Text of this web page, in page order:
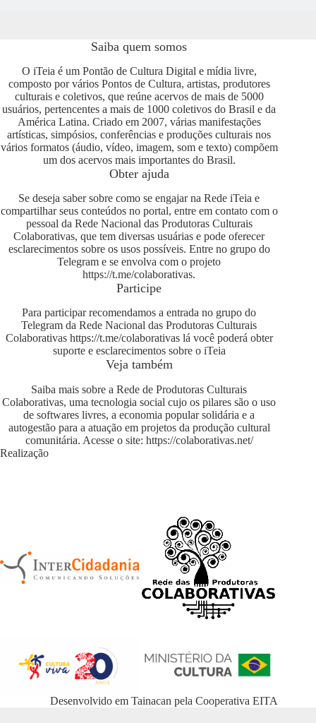
Saiba quem somos
O iTeia é um Pontão de Cultura Digital e mídia livre,
composto por vários Pontos de Cultura, artistas, produtores
culturais e coletivos, que reúne acervos de mais de 5000
usuários, pertencentes a mais de 1000 coletivos do Brasil e da
América Latina. Criado em 2007, várias manifestações
artísticas, simpósios, conferências e produções culturais nos
vários formatos (áudio, vídeo, imagem, som e texto) compõem
um dos acervos mais importantes do Brasil.
Obter ajuda
Se deseja saber sobre como se engajar na Rede iTeia e
compartilhar seus conteúdos no portal, entre em contato com o
pessoal da Rede Nacional das Produtoras Culturais
Colaborativas, que tem diversas usuárias e pode oferecer
esclarecimentos sobre os usos possíveis. Entre no grupo do
Telegram e se envolva com o projeto
https://t.me/colaborativas.
Participe
Para participar recomendamos a entrada no grupo do
Telegram da Rede Nacional das Produtoras Culturais
Colaborativas https://t.me/colaborativaslá você poderá obter
suporte e esclarecimentos sobre o iTeia
Veja também
Saiba mais sobre a Rede de Produtoras Culturais
Colaborativas, uma tecnologia social cujo os pilares são o uso
de softwares livres, a economia popular solidária e a
autogestão para a atuação em projetos da produção cultural
comunitária. Acesse o site: https://colaborativas.net/
Realização
Desenvolvido emTainacan pelaCooperativa EITA